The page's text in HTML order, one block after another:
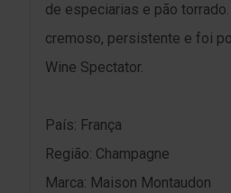
de especiarias e pão
cremoso, persistente e foi
Wine Spectator.
País: França
Região: Champagne
Marca: Maison Montaudon